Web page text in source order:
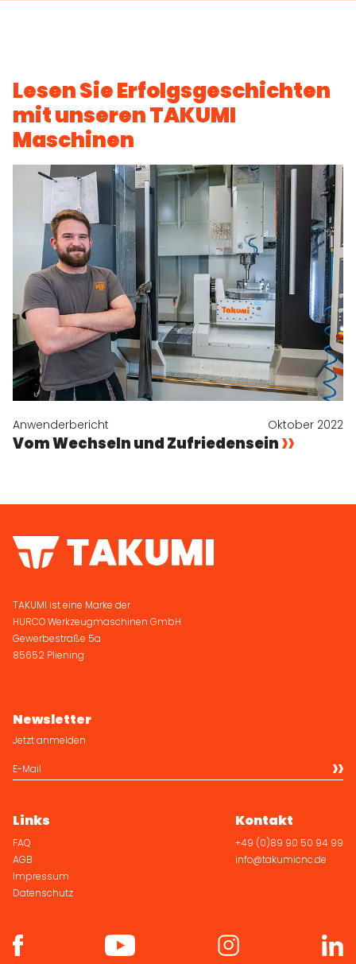
Lesen Sie Erfolgsgeschichten
mit unseren TAKUMI
Maschinen
Anwenderbericht Oktober 2022
Vom Wechseln und Zufriedensein
TAKUMI ist eine Marke der
HURCO Werkzeugmaschinen GmbH
Gewerbestraße 5a
85652 Pliening
Newsletter
Jetzt anmelden
Links
FAQ
AGB
Impressum
Datenschutz
Kontakt
+49 (0)89 90 50 94 99
info@takumicnc.de